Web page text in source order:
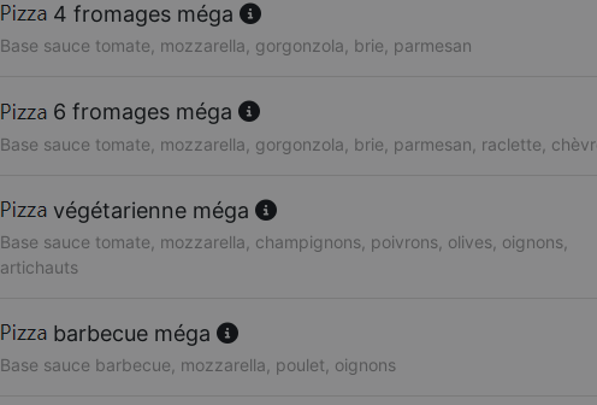
4 fromages méga
Base sauce tomate, mozzarella, gorgonzola, brie, parmesan
6 fromages méga
Base sauce tomate, mozzarella, gorgonzola, brie, parmesan, raclette,
végétarienne méga
Base sauce tomate, mozzarella, champignons, poivrons, olives, oignons,
artichauts
barbecue méga
Base sauce barbecue, mozzarella, poulet, oignons